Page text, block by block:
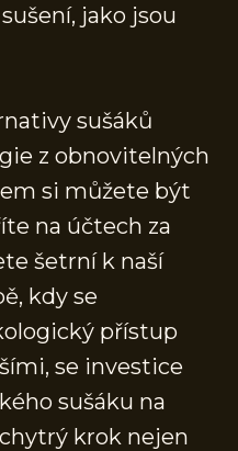
jako jsou
sušáků
z obnovitelných
si můžete být
na účtech za
šetrní k naší
kdy se
přístup
se investice
sušáku na
krok nejen